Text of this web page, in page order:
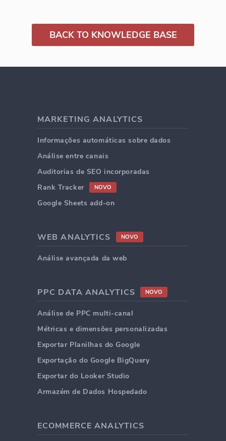
BACK TO KNOWLEDGE BASE
MARKETING ANALYTICS
Informações automáticas sobre dados
Análise entre canais
Auditorias de SEO incorporadas
Rank Tracker
NOVO
Google Sheets add-on
WEB ANALYTICS NOVO
Análise avançada da web
PPC DATA ANALYTICS NOVO
Análise de PPC multi-canal
Métricas e dimensões personalizadas
Exportar Planilhas do Google
Exportação do Google BigQuery
Exportar do Looker Studio
Armazém de Dados Hospedado
ECOMMERCE ANALYTICS